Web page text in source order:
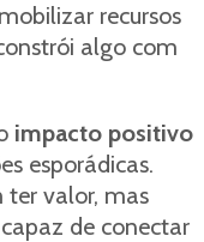
recursos
algo com
impacto positivo
esporádicas.
ter valor, mas
de conectar